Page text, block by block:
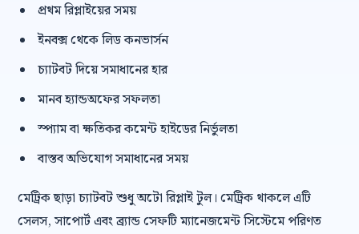
প্রথম রিপ্লাইয়ের সময়
ইনবক্স থেকে লিড কনভার্সন
চ্যাটবট দিয়ে সমাধানের হার
মানব হ্যান্ডঅফের সফলতা
স্প্যাম বা ক্ষতিকর কমেন্ট হাইডের নির্ভুলতা
বাস্তব অভিযোগ সমাধানের সময়
মেট্রিক ছাড়া চ্যাটবট শুধু অটো রিপ্লাই টুল। মেট্রিক থাকলে এটি
সেলস, সাপোর্ট এবং ব্র্যান্ড সেফটি ম্যানেজমেন্ট সিস্টেমে পরিণত